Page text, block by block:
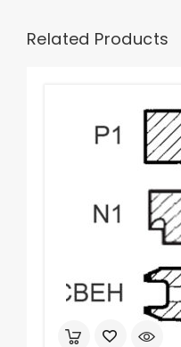
Related Products